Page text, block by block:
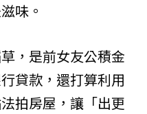
味。
，是前女友公積金
貸款，還打算利用
拍房屋，讓「出更